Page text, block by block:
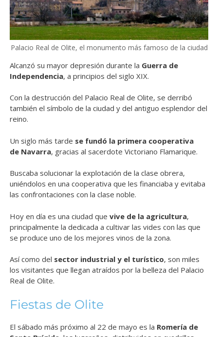
Palacio Real de Olite, el monumento más famoso de la ciudad
Alcanzó su mayor depresión durante la Guerra de
Independencia, a principios del siglo XIX.
Con la destrucción del Palacio Real de Olite, se derribó
también el símbolo de la ciudad y del antiguo esplendor del
reino.
Un siglo más tarde se fundó la primera cooperativa
de Navarra, gracias al sacerdote Victoriano Flamarique.
Buscaba solucionar la explotación de la clase obrera,
uniéndolos en una cooperativa que les financiaba y evitaba
las confrontaciones con la clase noble.
Hoy en día es una ciudad que vive de la agricultura,
principalmente la dedicada a cultivar las vides con las que
se produce uno de los mejores vinos de la zona.
Así como del sector industrial y el turístico, son miles
los visitantes que llegan atraídos por la belleza del Palacio
Real de Olite.
Fiestas de Olite
El sábado más próximo al 22 de mayo es la Romería de